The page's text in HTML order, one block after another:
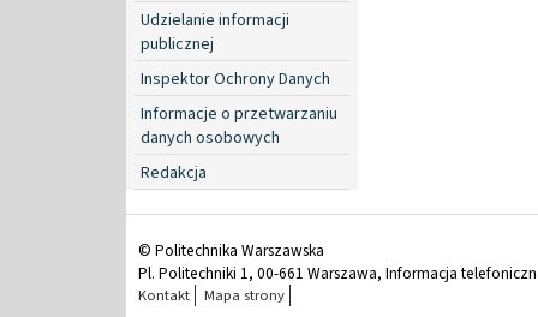
Udzielanie informacji
publicznej
Inspektor Ochrony Danych
Informacje o przetwarzaniu
danych osobowych
Redakcja
© Politechnika Warszawska
Pl. Politechniki 1, 00-661 Warszawa, Informacja
Kontakt Mapa strony